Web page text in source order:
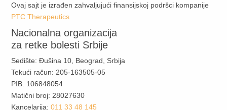
Ovaj sajt je izrađen zahvaljujući finansijskoj podršci kompanije
PTC Therapeutics
Nacionalna organizacija
za retke bolesti Srbije
Sedište: Đušina 10, Beograd, Srbija
Tekući račun: 205-163505-05
PIB: 106848054
Matični broj: 28027630
Kancelarija: 011 33 48 145